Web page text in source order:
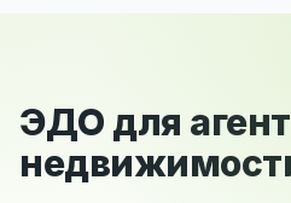
ЭДО для